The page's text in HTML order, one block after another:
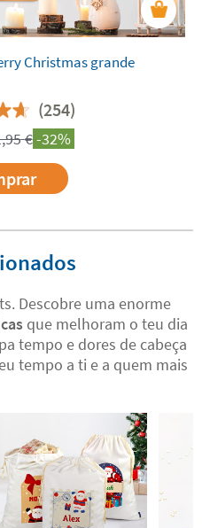
Christmas grande
(254)
€-32%
Descobre uma enorme
que melhoram o teu dia
tempo e dores de cabeça
tempo a ti e a quem mais